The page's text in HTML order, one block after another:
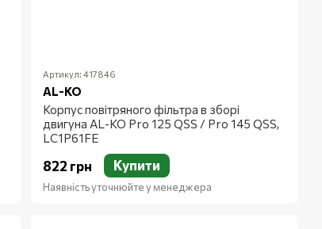
Артикул: 417846
AL-KO
Корпус повітряного фільтра в зборі
двигуна AL-KO Pro 125 QSS / Pro 145 QSS,
LC1P61FE
822 грн Купити
Наявність уточнюйте у менеджера